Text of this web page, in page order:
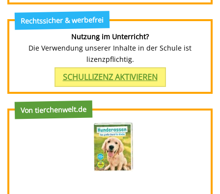
Rechtssicher & werbefrei
Nutzung im Unterricht?
Die Verwendung unserer Inhalte in der Schule ist
lizenzpflichtig.
SCHULLIZENZ AKTIVIEREN
Von tierchenwelt.de